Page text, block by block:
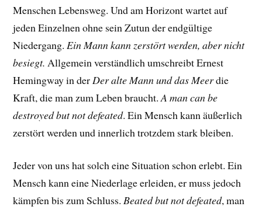
Menschen Lebensweg. Und am Horizont wartet auf
jeden Einzelnen ohne sein Zutun der endgültige
Niedergang. Ein Mann kann zerstört werden, aber nicht
besiegt. Allgemein verständlich umschreibt Ernest
Hemingway in der Der alte Mann und das Meerdie
Kraft, die man zum Leben braucht.A man can be
destroyed but not defeated. Ein Mensch kann äußerlich
zerstört werden und innerlich trotzdem stark bleiben.
Jeder von uns hat solch eine Situation schon erlebt. Ein
Mensch kann eine Niederlage erleiden, er muss jedoch
kämpfen bis zum Schluss.Beated but not defeated, man